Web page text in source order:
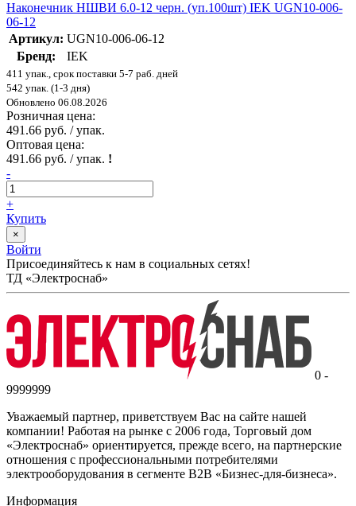
Наконечник НШВИ 6.0-12 черн. (уп.100шт) IEK UGN10-006-
06-12
Артикул: UGN10-006-06-12
Бренд:
IEK
411 упак., срок поставки 5-7 раб. дней
542 упак. (1-3 дня)
Обновлено 06.08.2026
Розничная цена:
491.66 руб. / упак.
Оптовая цена:
491.66 руб. / упак. !
-
+
Купить
×
Войти
Присоединяйтесь к нам в социальных сетях!
ТД «Электроснаб»
0 -
9999999
Уважаемый партнер, приветствуем Вас на сайте нашей
компании! Работая на рынке с 2006 года, Торговый дом
«Электроснаб» ориентируется, прежде всего, на партнерские
отношения с профессиональными потребителями
электрооборудования в сегменте B2B «Бизнес-для-бизнеса».
Информация